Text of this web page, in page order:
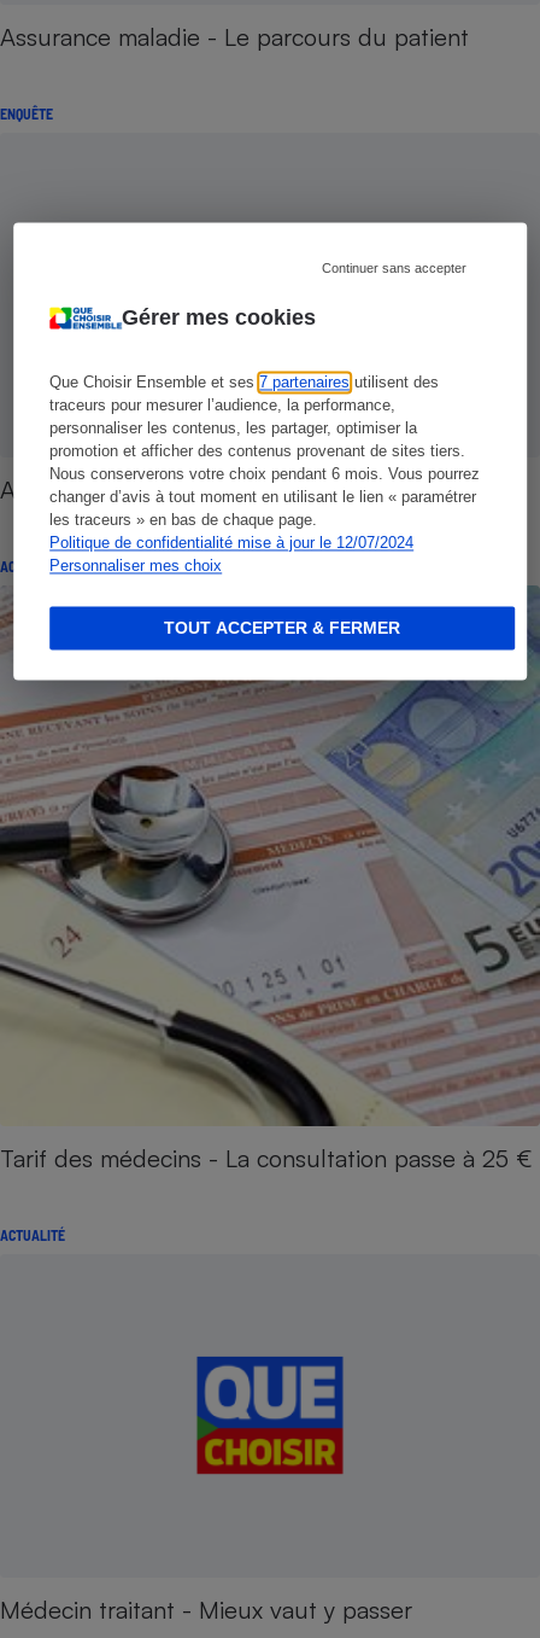
Gérer mes cookies
Que Choisir Ensemble et ses7 partenaires utilisent des
traceurs pour mesurer l’audience, la performance,
personnaliser les contenus, les partager, optimiser la
promotion et afficher des contenus provenant de sites tiers.
Nous conserverons votre choix pendant 6 mois. Vous pourrez
changer d’avis à tout moment en utilisant le lien « paramétrer
les traceurs » en bas de chaque page.
Politique de confidentialité mise à jour le 12/07/2024
Personnaliser mes choix
Continuer sans accepter
TOUT ACCEPTER & FERMER
Assurance maladie - Le parcours du patient
ENQUÊTE
Assurance maladie - La nouvelle donne
ACTUALITÉ
Tarif des médecins - La consultation passe à 25 €
ACTUALITÉ
Médecin traitant - Mieux vaut y passer